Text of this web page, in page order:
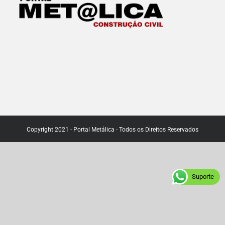
Copyright 2021 - Portal Metálica - Todos os Direitos Reservados
Suporte